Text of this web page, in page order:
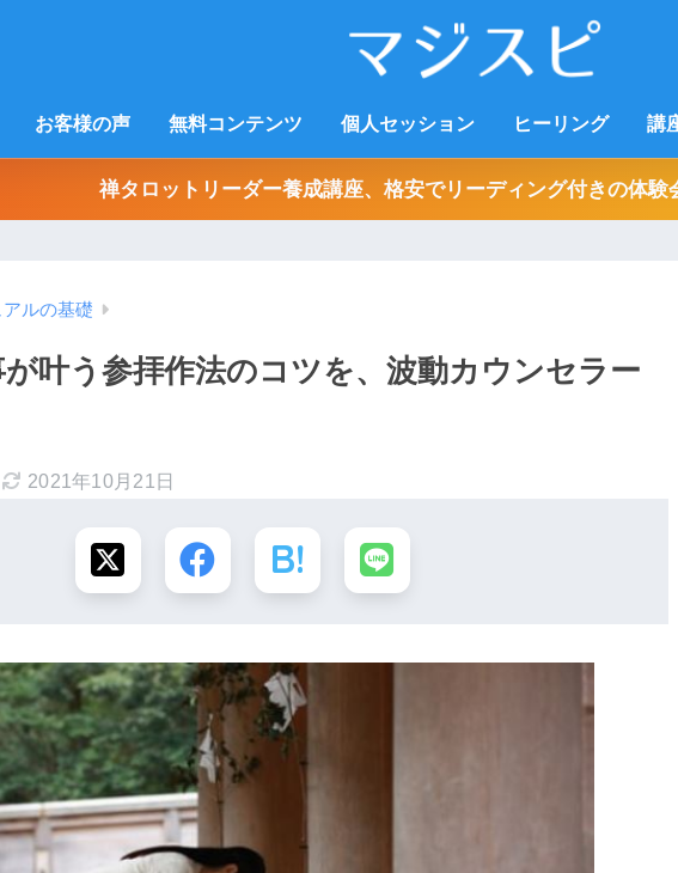
お客様の声 無料コンテンツ 個人セッション ヒーリング 講
禅タロットリーダー養成講座、格安でリーディング付きの体験
ルの基礎
叶う参拝作法のコツを、波動カウンセラー
2021年10月21日